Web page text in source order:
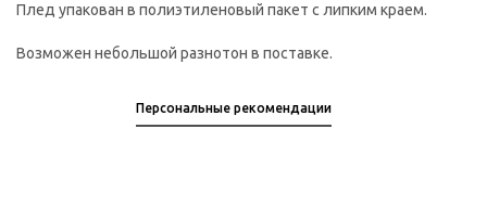
Плед упакован в полиэтиленовый пакет с липким краем.
Возможен небольшой разнотон в поставке.
Персональные рекомендации